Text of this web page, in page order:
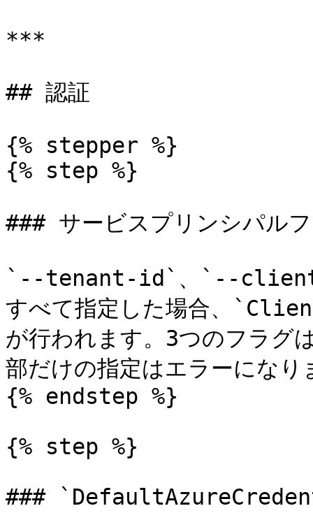
***
## 認証
{% stepper %}
{% step %}
### サービスプリンシパル
`--tenant-id`、`--
すべて指定した場合、
が行われます。3つのフラグ
部だけの指定はエラーになり
{% endstep %}
{% step %}
###